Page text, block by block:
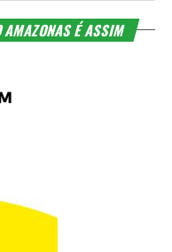
AMAZONAS É ASSIM